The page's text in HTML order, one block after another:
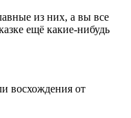
из них, а вы все
ещё какие-нибудь
восхождения от